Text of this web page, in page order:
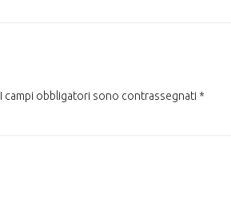
I campi obbligatori sono contrassegnati *